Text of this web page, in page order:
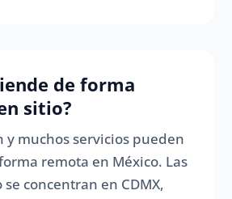
de forma
sitio?
y muchos servicios pueden
remota en México. Las
concentran en CDMX,